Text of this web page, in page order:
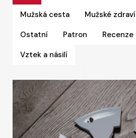
PORADNA
PODPOŘTE NÁS
KONTAKT
Mužská cesta
Mužské zdraví
Ostatní
Patron Recenze
Vztek a násilí